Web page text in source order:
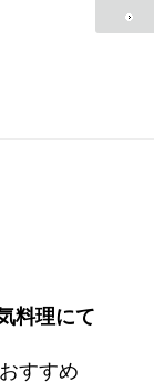
料理にて
すすめ